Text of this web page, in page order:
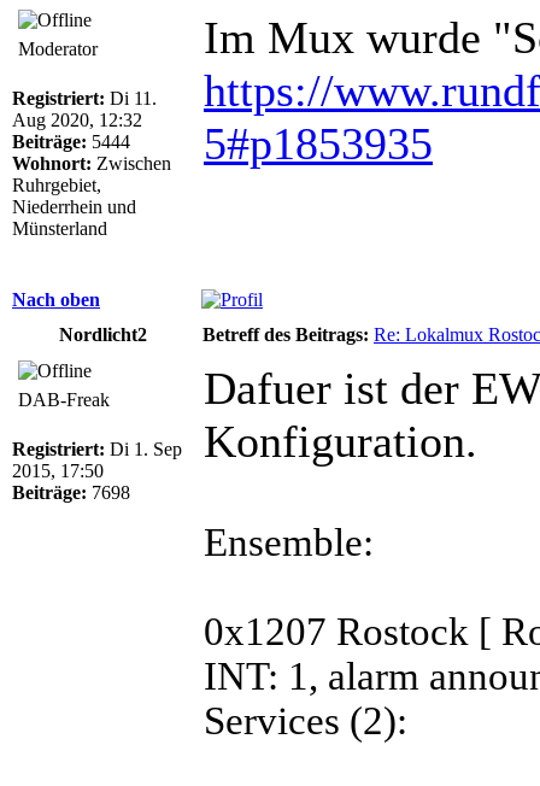
Moderator
Registriert: Di 11.
Aug 2020, 12:32
Beiträge: 5444
Wohnort: Zwischen
Ruhrgebiet,
Niederrhein und
Münsterland
Im Mux wurde
https://
5#p1853935
Nach oben
Nordlicht2
Betreff des Beitrags: Re: Lokalmux
DAB-Freak
Registriert: Di 1. Sep
2015, 17:50
Beiträge: 7698
Dafuer ist der
Konfiguration.
Ensemble:
0x1207 Rostock [
INT: 1, alarm
Services (2):